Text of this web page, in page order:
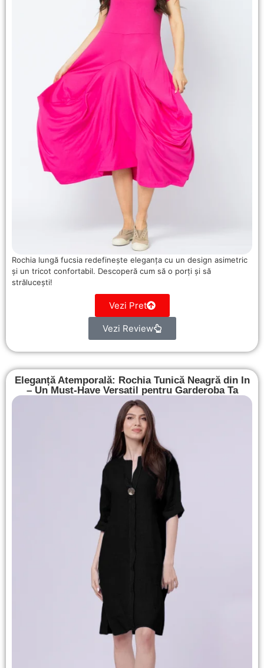
Rochia lungă fucsia redefinește eleganța cu un design asimetric
și un tricot confortabil. Descoperă cum să o porți și să
strălucești!
Vezi Pret
Vezi Review
Eleganță Atemporală: Rochia Tunică Neagră din In
– Un Must-Have Versatil pentru Garderoba Ta